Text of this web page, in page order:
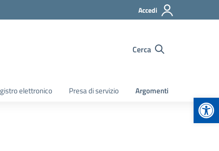
Accedi
Cerca
elettronico Presa di servizio Argomenti